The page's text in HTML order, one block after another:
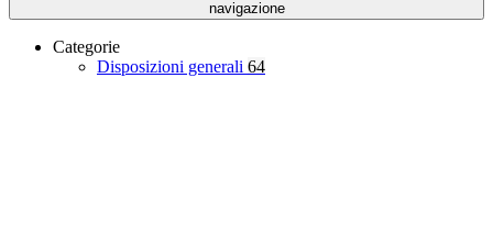
navigazione
Categorie
Disposizioni generali 64